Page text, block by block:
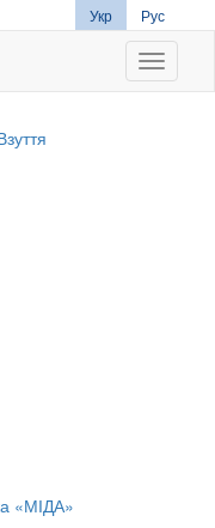
Укр Рус
«МІДА»